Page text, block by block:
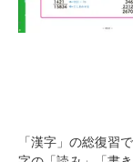
「漢字」の総復習